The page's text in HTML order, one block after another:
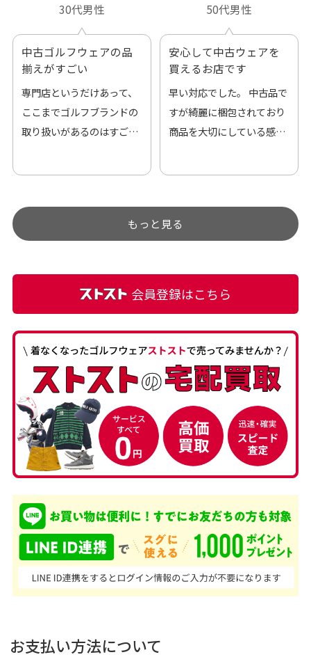
30代男性
中古ゴルフウェアの品
揃えがすごい
専門店というだけあって、
ここまでゴルフブランドの
取り扱いがあるのはすご
す。
50代男性
安心して中古ウェアを
買えるお店です
早い対応でした。 中古品で
すが綺麗に梱包されており
商品を大切にしている感が
うぐらい目立つことなく綺
麗な商品でお安く購入でき
もっと見る
会員登録はこちら
お支払い方法について